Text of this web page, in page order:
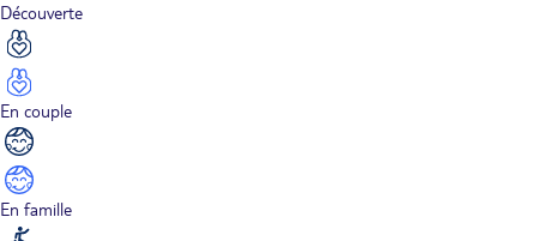
Découverte
En couple
En famille